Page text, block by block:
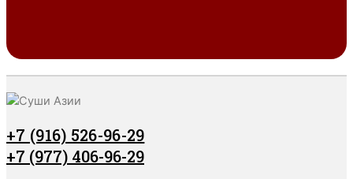
+7 (916) 526-96-29
+7 (977) 406-96-29